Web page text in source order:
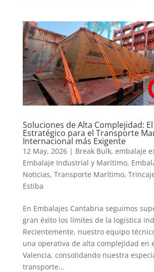
Soluciones de Alta Complejidad:
Estratégico para el Transporte
Internacional más Exigente
12 May, 2026| Break Bulk, embalaje
Embalaje Industrial y Marítimo,
Noticias, Transporte Marítimo,
Estiba
En Embalajes Cantabria seguimos
gran éxito los límites de la logística
Recientemente, nuestro equipo
una operativa de alta complejidad en
Valencia, consolidando nuestra
transporte...